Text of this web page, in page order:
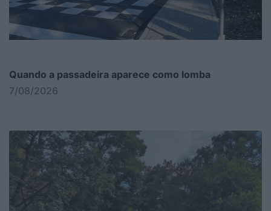
Quando a passadeira aparece como lomba
7/08/2026